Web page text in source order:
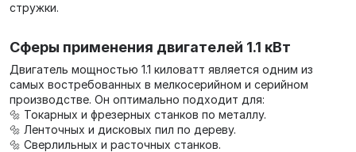
стружки.
Сферы применения двигателей 1.1 кВт
Двигатель мощностью 1.1 киловатт является одним из
самых востребованных в мелкосерийном и серийном
производстве. Он оптимально подходит для:
🔩 Токарных и фрезерных станков по металлу.
🔩 Ленточных и дисковых пил по дереву.
🔩 Сверлильных и расточных станков.